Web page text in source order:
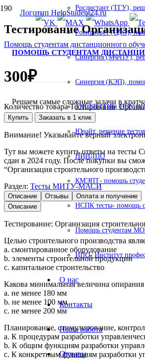
ПОМОЩЬ СТУДЕНТАМ
Решаем самые сложные задачи в
Росдистант (ТГУ),
Роспросвет (СДО),
Синергия (МФПУ),
Синергия (КЭП),
ТИСБИ (ТИБ, НОУ ВО),
Юрайт, решение тестов
НИИДПО
КМЭПТ- помощь
НСПК тесты- помощь
Помощь студентам
ИПО- Институт
О нас
Контакты
Наша работа
Отзывы
Тестирование
Помощь студентам дистанционного
300₽
Количество товара Тестирование
Купить Заказать в 1 клик
Внимание! Указывайте верный
Тут вы можете купить ответы на тесты
сдан в 2024 году. После покупки вы
“Организация строительного
Раздел: Тесты МИТУ-МАСИ
Описание Отзывы
Оплата и получение
Описание
Тестирование: Организация
Целью строительного производства
a. смонтированное оборудование
b. элементы строительной продукции
c. капитальное строительство
Какова минимальная величина
a. не менее 180 мм
b. не менее 100 мм
c. не менее 200 мм
Планирование, стимулирование,
a. К процедурам разработки
b. К общим функциям разработки
c. К конкретным функциям разработки